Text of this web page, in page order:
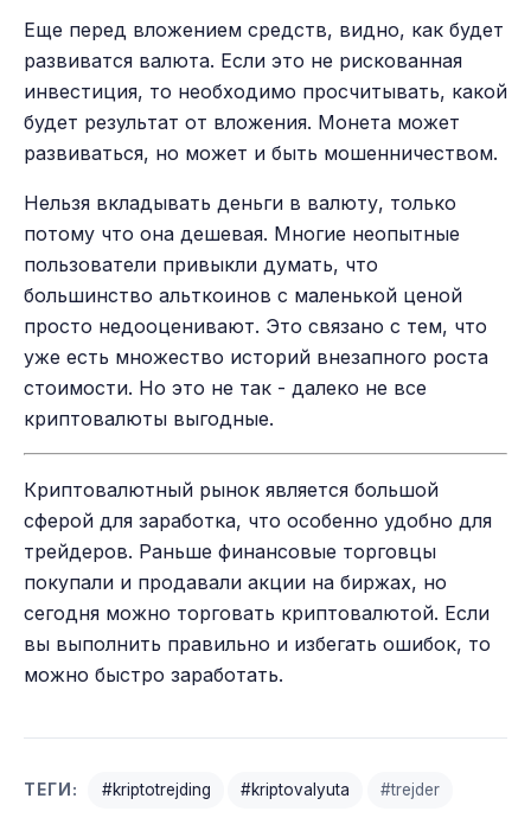
Еще перед вложением средств, видно, как будет
развиватся валюта. Если это не рискованная
инвестиция, то необходимо просчитывать, какой
будет результат от вложения. Монета может
развиваться, но может и быть мошенничеством.
Нельзя вкладывать деньги в валюту, только
потому что она дешевая. Многие неопытные
пользователи привыкли думать, что
большинство альткоинов с маленькой ценой
просто недооценивают. Это связано с тем, что
уже есть множество историй внезапного роста
стоимости. Но это не так - далеко не все
криптовалюты выгодные.
Криптовалютный рынок является большой
сферой для заработка, что особенно удобно для
трейдеров. Раньше финансовые торговцы
покупали и продавали акции на биржах, но
сегодня можно торговать криптовалютой. Если
вы выполнить правильно и избегать ошибок, то
можно быстро заработать.
ТЕГИ: #kriptotrejding #kriptovalyuta #trejder